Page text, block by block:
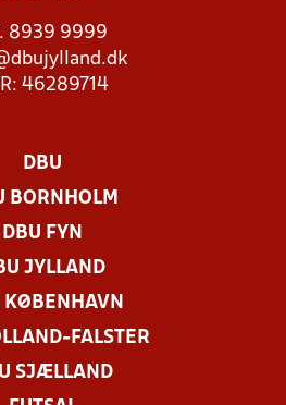
8939 9999
46289714
DBU
BORNHOLM
DBU FYN
JYLLAND
KØBENHAVN
FALSTER
SJÆLLAND